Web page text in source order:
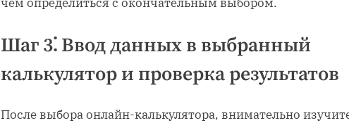
Шаг 3⁚ Ввод данных в выбранный
калькулятор и проверка результатов
После выбора онлайн-калькулятора, внимательно